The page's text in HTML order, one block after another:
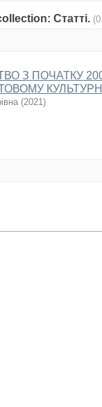
Статті.
З ПОЧАТКУ
(2021)